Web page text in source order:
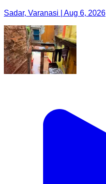
Sadar, Varanasi | Aug 6, 2026